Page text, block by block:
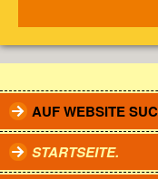
AUF WEBSITE
STARTSEITE.